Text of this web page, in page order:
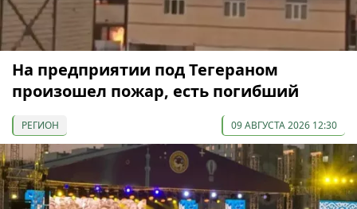
На предприятии под Тегераном
произошел пожар, есть погибший
РЕГИОН 09 АВГУСТА 2026 12:30